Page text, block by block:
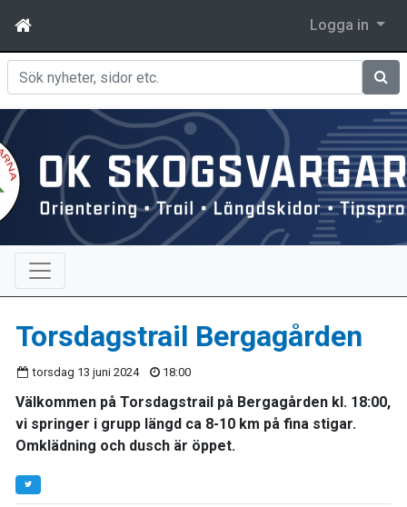
Logga in
Sök
Torsdagstrail Bergagården
torsdag 13 juni 2024 18:00
Välkommen på Torsdagstrail på Bergagården kl. 18:00,
vi springer i grupp längd ca 8-10 km på fina stigar.
Omklädning och dusch är öppet.